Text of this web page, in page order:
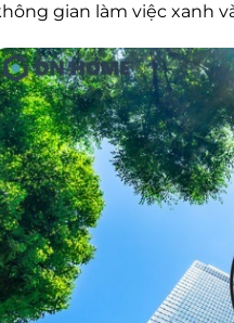
gian làm việc xanh